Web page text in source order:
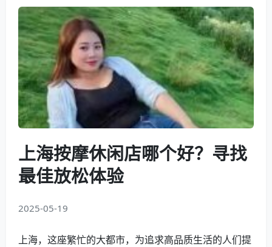
上海按摩休闲店哪个好？寻找
最佳放松体验
2025-05-19
上海，这座繁忙的大都市，为追求高品质生活的人们提